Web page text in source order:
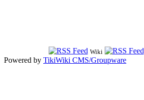
Wiki
Powered by TikiWiki CMS/Groupware